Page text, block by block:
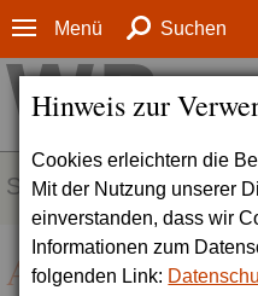
Hinweis zur
Cookies erleichtern die
Mit der Nutzung unserer
einverstanden, dass wir
Informationen zum
folgenden Link:
Menü Suchen
SERVICE